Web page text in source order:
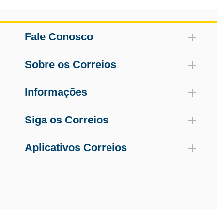
Fale Conosco
Sobre os Correios
Informações
Siga os Correios
Aplicativos Correios